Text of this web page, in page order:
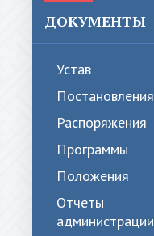
ДОКУМЕНТЫ
Устав
Постановления
Распоряжения
Программы
Положения
Отчеты
администрации